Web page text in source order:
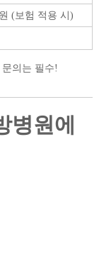
(보험 적용 시)
의는 필수!
병원에